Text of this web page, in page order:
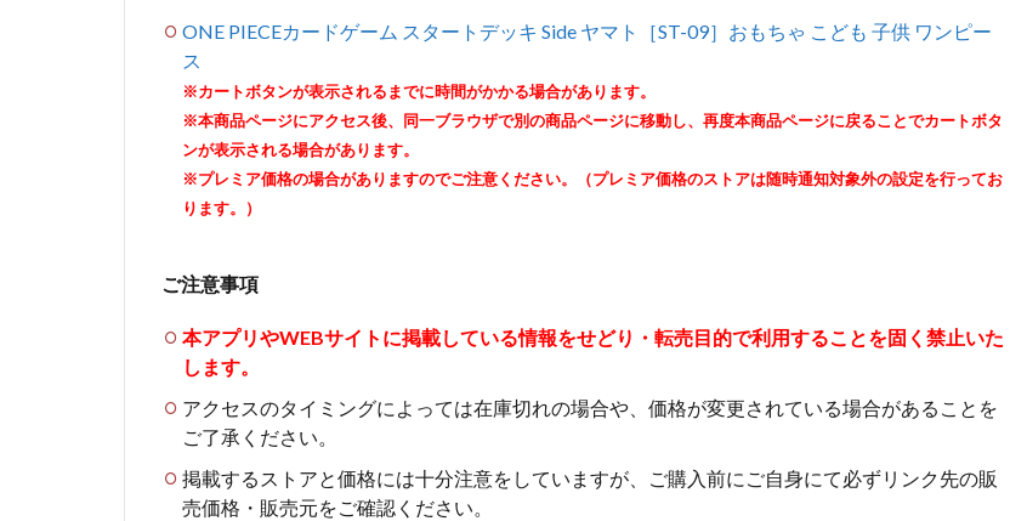
ONE PIECEカードゲーム スタートデッキ Side ヤマト［ST-09］おもちゃ こども 子供 ワンピー
ス
※カートボタンが表示されるまでに時間がかかる場合があります。
※本商品ページにアクセス後、同一ブラウザで別の商品ページに移動し、再度本商品ページに戻ることでカートボタ
ンが表示される場合があります。
※プレミア価格の場合がありますのでご注意ください。（プレミア価格のストアは随時通知対象外の設定を行ってお
ります。）
ご注意事項
本アプリやWEBサイトに掲載している情報をせどり・転売目的で利用することを固く禁止いた
します。
アクセスのタイミングによっては在庫切れの場合や、価格が変更されている場合があることを
ご了承ください。
掲載するストアと価格には十分注意をしていますが、ご購入前にご自身にて必ずリンク先の販
売価格・販売元をご確認ください。